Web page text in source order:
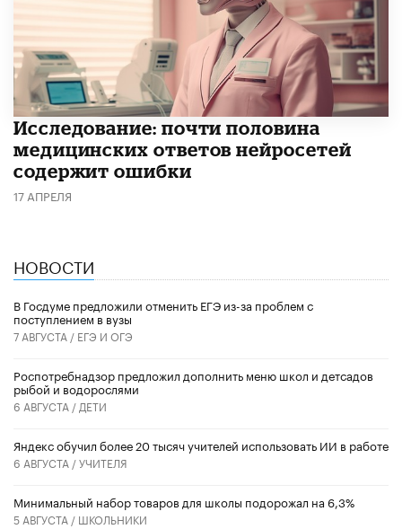
Исследование: почти половина
медицинских ответов нейросетей
содержит ошибки
17 АПРЕЛЯ
НОВОСТИ
В Госдуме предложили отменить ЕГЭ из-за проблем с
поступлением в вузы
7 АВГУСТА / ЕГЭ И ОГЭ
Роспотребнадзор предложил дополнить меню школ и детсадов
рыбой и водорослями
6 АВГУСТА / ДЕТИ
​Яндекс обучил более 20 тысяч учителей использовать ИИ в работе
6 АВГУСТА /УЧИТЕЛЯ
Минимальный набор товаров для школы подорожал на 6,3%
5 АВГУСТА / ШКОЛЬНИКИ